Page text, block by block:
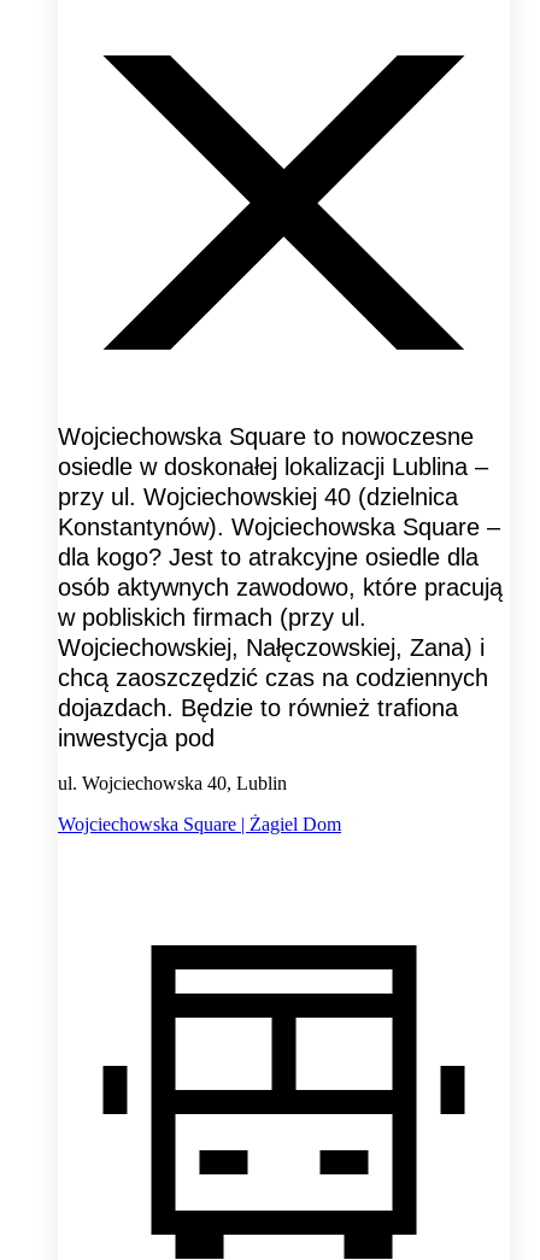
Wojciechowska Square to nowoczesne
osiedle w doskonałej lokalizacji Lublina –
przy ul. Wojciechowskiej 40 (dzielnica
Konstantynów). Wojciechowska Square –
dla kogo? Jest to atrakcyjne osiedle dla
osób aktywnych zawodowo, które pracują
w pobliskich firmach (przy ul.
Wojciechowskiej, Nałęczowskiej, Zana) i
chcą zaoszczędzić czas na codziennych
dojazdach. Będzie to również trafiona
inwestycja pod
ul. Wojciechowska 40, Lublin
Wojciechowska Square | Żagiel Dom